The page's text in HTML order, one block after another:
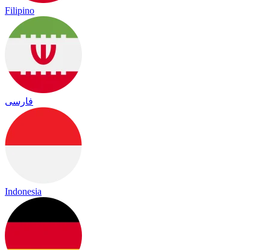
Filipino
فارسی
Indonesia